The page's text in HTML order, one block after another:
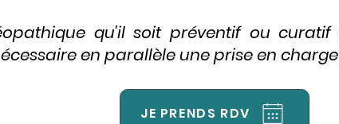
qu'il soit préventif ou
en parallèle une prise en
JE PRENDS RDV